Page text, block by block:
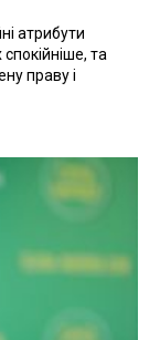
атрибути
та
праву і